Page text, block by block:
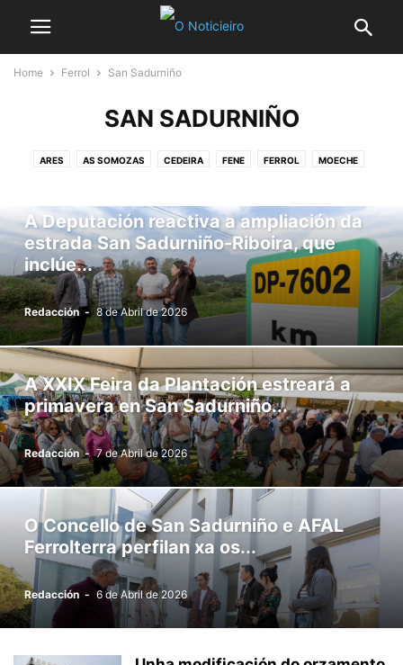
Home Ferrol San Sadurniño
SAN SADURNIÑO
ARES AS SOMOZAS CEDEIRA FENE FERROL MOECHE
A Deputación reactiva a ampliación da
estrada San Sadurniño-Riboira, que
inclúe...
Redacción - 8 de Abril de 2026
A XXIX Feira da Plantación estreará a
primavera en San Sadurniño...
Redacción - 7 de Abril de 2026
O Concello de San Sadurniño e AFAL
Ferrolterra perfilan xa os...
Redacción - 6 de Abril de 2026